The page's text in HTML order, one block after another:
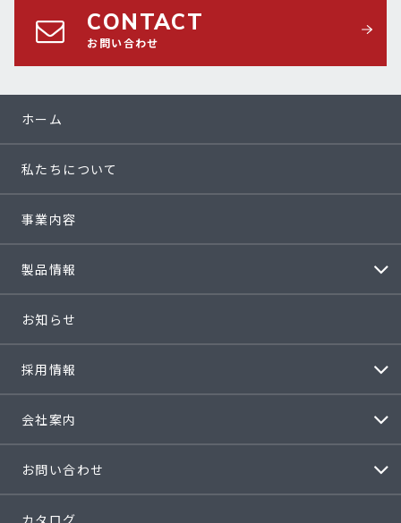
CONTACT
お問い合わせ
ホーム
私たちについて
事業内容
製品情報
お知らせ
採用情報
会社案内
お問い合わせ
カタログ